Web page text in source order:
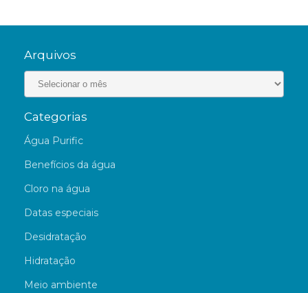
Arquivos
Categorias
Água Purific
Benefícios da água
Cloro na água
Datas especiais
Desidratação
Hidratação
Meio ambiente